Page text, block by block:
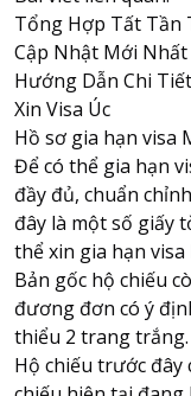
Tổng Hợp Tất Tần
Cập Nhật Mới Nhất
Hướng Dẫn Chi
Xin Visa Úc
Hồ sơ gia hạn visa
Để có thể gia hạn
đầy đủ, chuẩn
đây là một số giấy
thể xin gia hạn visa
Bản gốc hộ chiếu
đương đơn có ý
thiểu 2 trang trắng.
Hộ chiếu trước